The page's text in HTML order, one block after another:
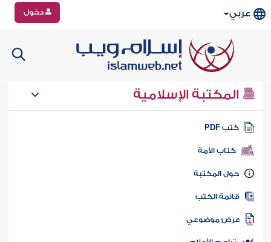
عربي دخول
المكتبة الإسلامية
كتب PDF
كتاب الأمة
المكتبة
الكتب